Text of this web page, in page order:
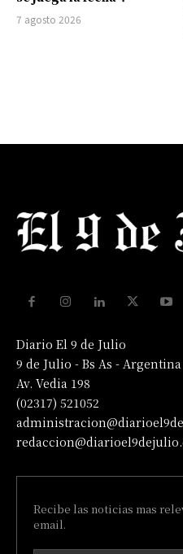
7 agosto 2026
Diario El 9 de Julio
9 de Julio - Bs As - Argentina
Av. Vedia 198
(02317) 521052
Recibe las noticias mas
email.